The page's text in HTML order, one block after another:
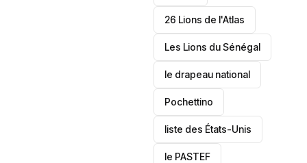
26 Lions de l'Atlas
Les Lions du Sénégal
le drapeau national
Pochettino
liste des États-Unis
le PASTEF